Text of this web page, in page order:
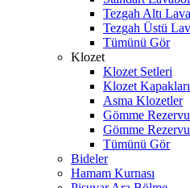
Tezgah Altı
Tezgah Üstü
Tümünü Gör
Klozet
Klozet Setleri
Klozet Kapakları
Asma Klozetler
Gömme
Gömme
Tümünü Gör
Bideler
Hamam Kurnası